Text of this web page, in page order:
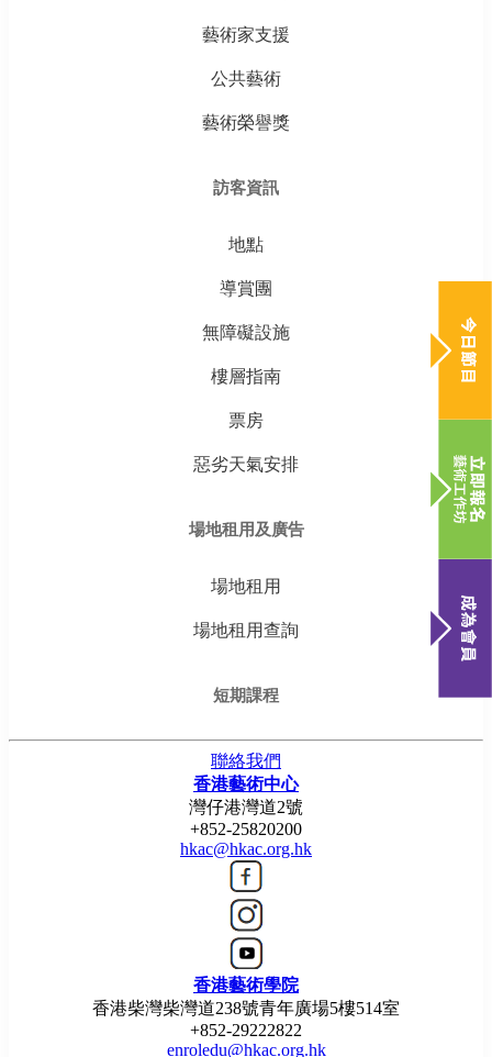
藝術家支援
公共藝術
藝術榮譽獎
訪客資訊
地點
導賞團
無障礙設施
樓層指南
票房
惡劣天氣安排
場地租用及廣告
場地租用
場地租用查詢
短期課程
聯絡我們
香港藝術中心
灣仔港灣道2號
+852-25820200
hkac@hkac.org.hk
香港藝術學院
香港柴灣柴灣道238號青年廣場5樓514室
+852-29222822
enroledu@hkac.org.hk